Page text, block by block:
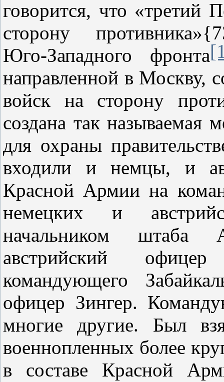
говорится, что «третий
сторону
Юго‑Западного фронта
направленной в Москву,
войск на сторону
создана так называемая
для охраны
входили и немцы, и
Красной Армии на
немецких и
начальником штаба
австрийский
командующего
офицер Зингер.
многие другие. Был
военнопленных более
в составе Красной